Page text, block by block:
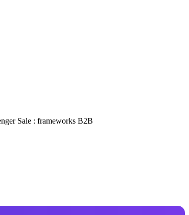
Sale : frameworks B2B